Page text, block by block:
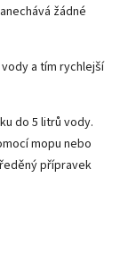
žádné
a tím rychlejší
do 5 litrů vody.
mopu nebo
přípravek